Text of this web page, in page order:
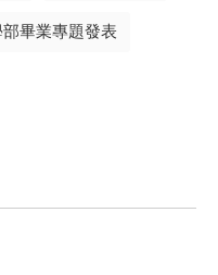
部畢業專題發表